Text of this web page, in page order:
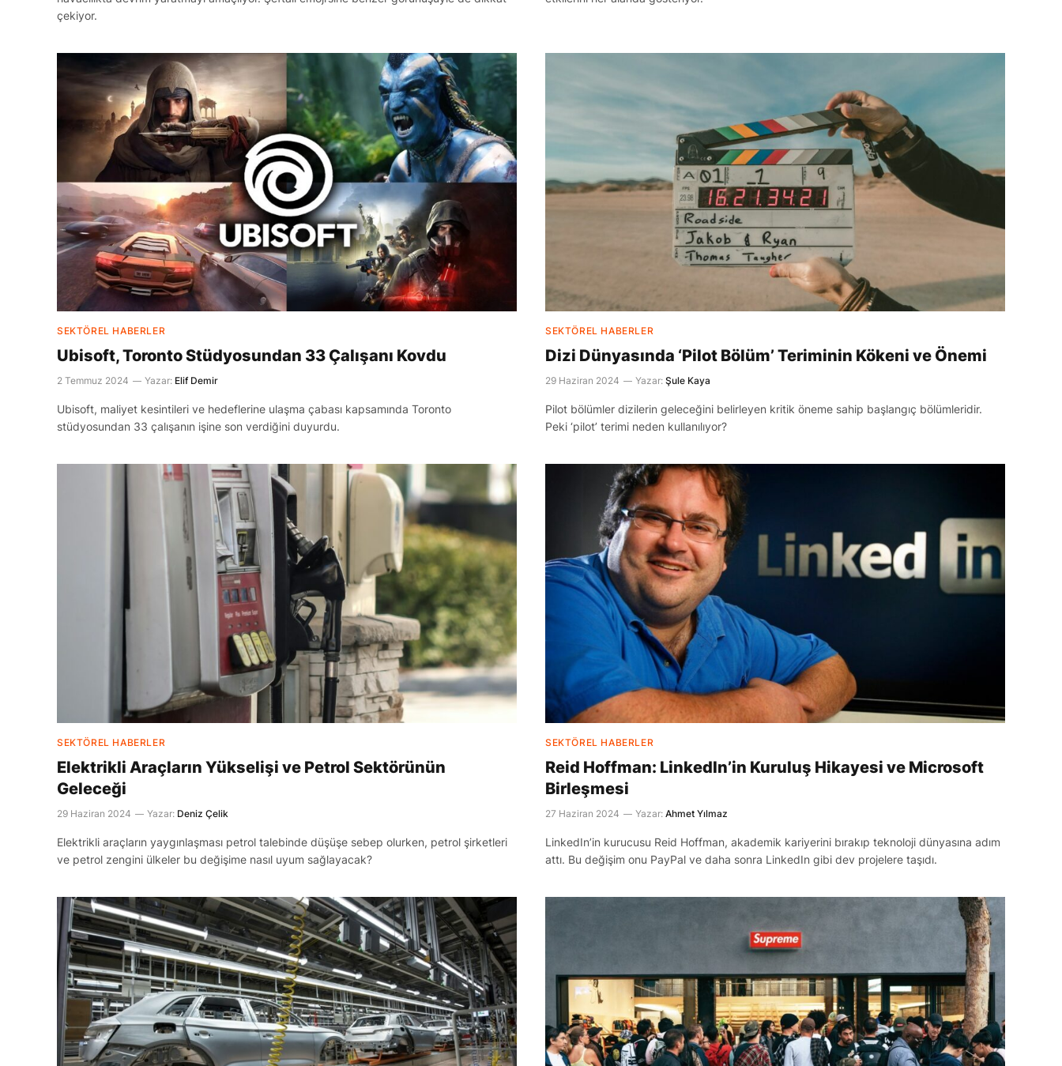
çekiyor.
SEKTÖREL HABERLER
Ubisoft, Toronto Stüdyosundan 33 Çalışanı Kovdu
2 Temmuz 2024 Yazar: Elif Demir
Ubisoft, maliyet kesintileri ve hedeflerine ulaşma çabası kapsamında Toronto
stüdyosundan 33 çalışanın işine son verdiğini duyurdu.
SEKTÖREL HABERLER
Dizi Dünyasında ‘Pilot Bölüm’ Teriminin Kökeni ve Önemi
29 Haziran 2024 Yazar: Şule Kaya
Pilot bölümler dizilerin geleceğini belirleyen kritik öneme sahip başlangıç bölümleridir.
Peki ‘pilot’ terimi neden kullanılıyor?
SEKTÖREL HABERLER
Elektrikli Araçların Yükselişi ve Petrol Sektörünün
Geleceği
29 Haziran 2024 Yazar: Deniz Çelik
Elektrikli araçların yaygınlaşması petrol talebinde düşüşe sebep olurken, petrol şirketleri
ve petrol zengini ülkeler bu değişime nasıl uyum sağlayacak?
SEKTÖREL HABERLER
Reid Hoffman: LinkedIn’in Kuruluş Hikayesi ve Microsoft
Birleşmesi
27 Haziran 2024 Yazar: Ahmet Yılmaz
LinkedIn’in kurucusu Reid Hoffman, akademik kariyerini bırakıp teknoloji dünyasına adım
attı. Bu değişim onu PayPal ve daha sonra LinkedIn gibi dev projelere taşıdı.